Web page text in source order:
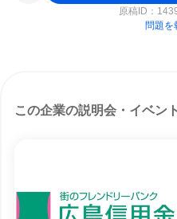
原稿ID：
問題を
この企業の説明会・イベント